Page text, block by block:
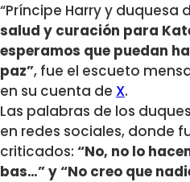
“Príncipe Harry y duquesa
salud y curación para
esperamos que puedan
paz”, fue el escueto
en su cuenta de X.
Las palabras de los
en redes sociales, donde
criticados: “No, no lo
bas…” y “No creo que